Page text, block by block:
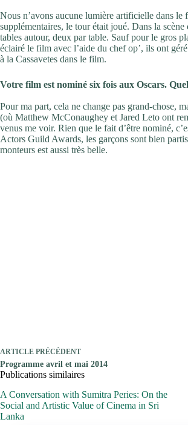
Nous n’avons aucune lumière artificielle dans
supplémentaires, le tour était joué. Dans la scène
tables autour, deux par table. Sauf pour le gros
éclairé le film avec l’aide du chef op’, ils ont
à la Cassavetes dans le film.
Votre film est nominé six fois aux Oscars.
Pour ma part, cela ne change pas grand-chose,
(où Matthew McConaughey et Jared Leto ont
venus me voir. Rien que le fait d’être nominé,
Actors Guild Awards, les garçons sont bien
monteurs est aussi très belle.
ARTICLE PRÉCÉDENT
Programme avril et mai 2014
Publications similaires
A Conversation with Sumitra Peries: On the
Social and Artistic Value of Cinema in Sri
Lanka